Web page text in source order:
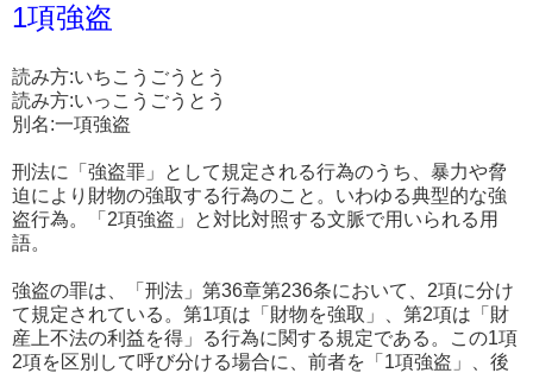
1項強盗
読み方:いちこうごうとう
読み方:いっこうごうとう
別名:一項強盗
刑法に「強盗罪」として規定される行為のうち、暴力や脅
迫により財物の強取する行為のこと。いわゆる典型的な強
盗行為。「2項強盗」と対比対照する文脈で用いられる用
語。
強盗の罪は、「刑法」第36章第236条において、2項に分け
て規定されている。第1項は「財物を強取」、第2項は「財
産上不法の利益を得」る行為に関する規定である。この1項
2項を区別して呼び分ける場合に、前者を「1項強盗」、後